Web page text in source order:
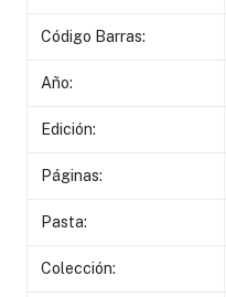
Código Barras:
Año:
Edición:
Páginas:
Pasta:
Colección: